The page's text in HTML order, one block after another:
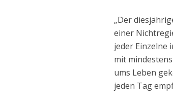
„Der
einer
jeder Einzelne
mit
ums Leben
jeden Tag